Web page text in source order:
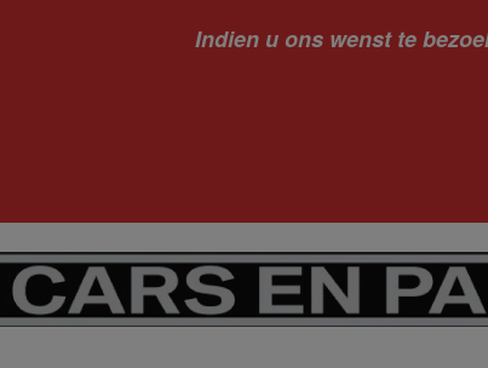
Indien u ons wenst te